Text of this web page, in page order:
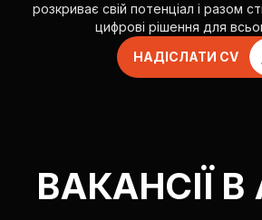
VIRTUAL REAILTY
3D PRODUCTION
ЕКОСИСТЕМА
розкриває свій потенціал і разом
цифрові рішення для
НАДІСЛАТИ CV
ВАКАНСІЇ В